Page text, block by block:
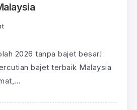
2026 tanpa bajet besar!
bajet terbaik Malaysia